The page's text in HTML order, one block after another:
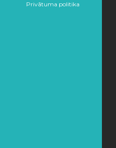
Privātuma politika